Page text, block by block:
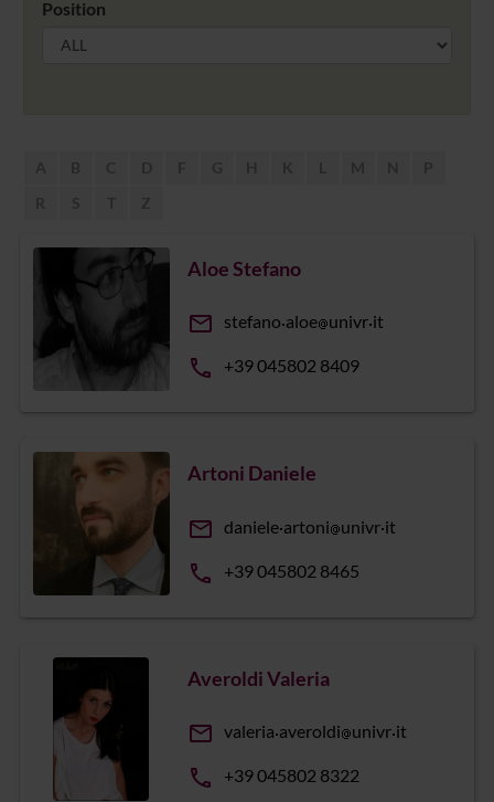
Position
Aloe Stefano
email stefano aloe univr it
phone +39 045802 8409
Artoni Daniele
email daniele artoni univr it
phone +39 045802 8465
Averoldi Valeria
email valeria averoldi univr it
phone +39 045802 8322